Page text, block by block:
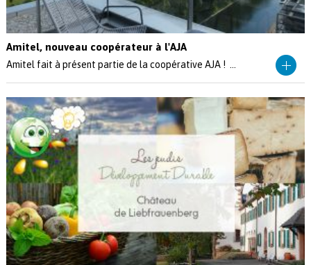
Amitel, nouveau coopérateur à l'AJA
Amitel fait à présent partie de la coopérative AJA ! ...